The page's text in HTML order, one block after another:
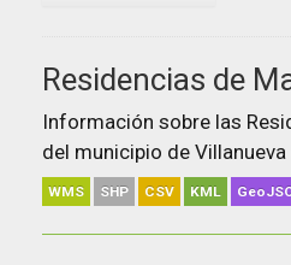
Residencias de
Información sobre las
del municipio de Villanueva
WMS SHP CSV KML